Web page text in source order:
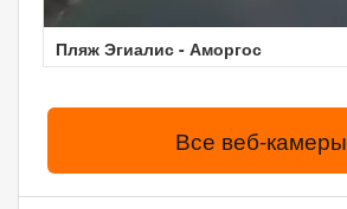
Пляж Эгиалис - Аморгос
Все веб-камеры